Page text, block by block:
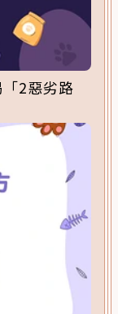
2惡劣路